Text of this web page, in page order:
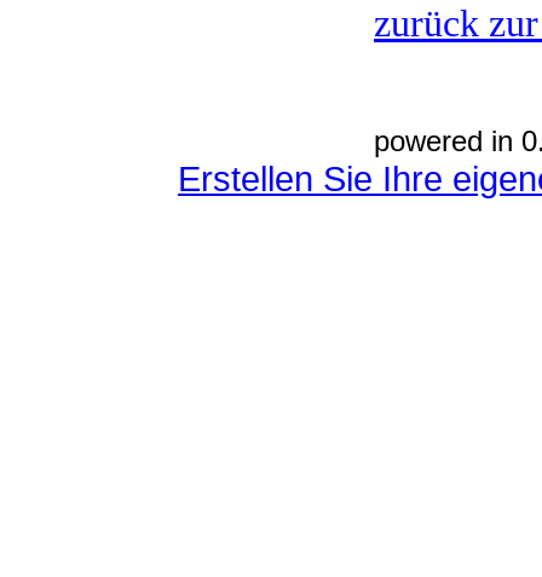
zurück
powered in
Erstellen Sie Ihre